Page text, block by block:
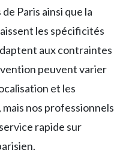
Paris ainsi que la
les spécificités
aux contraintes
peuvent varier
et les
nos professionnels
rapide sur